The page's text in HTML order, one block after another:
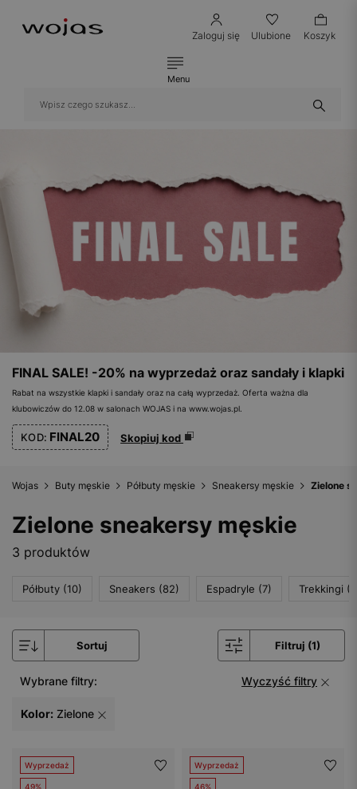
Zaloguj się Ulubione Koszyk
Menu
FINAL SALE! -20% na wyprzedaż oraz sandały i klapki
Rabat na wszystkie klapki i sandały oraz na całą wyprzedaż. Oferta ważna dla
klubowiczów do 12.08 w salonach WOJAS i na www.wojas.pl.
KOD: FINAL20 Skopiuj kod
Wojas Buty męskie Półbuty męskie Sneakersy męskie Zielone
Zielone sneakersy męskie
3 produktów
Półbuty (10) Sneakers (82) Espadryle (7) Trekkingi
Sortuj Filtruj (1)
Wybrane filtry: Wyczyść filtry
Kolor: Zielone
Wyprzedaż
49%
Wyprzedaż
46%